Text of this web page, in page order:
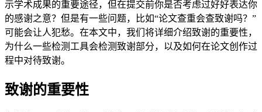
示学术成果的重要途径，但在提交前你是否考虑过好好表达你
的感谢之意？但是有一些问题，比如“论文查重会查致谢吗？”
可能会让人犯愁。在本文中，我们将详细介绍致谢的重要性，
为什么一些检测工具会检测致谢部分，以及如何在论文创作过
程中对待致谢。
致谢的重要性